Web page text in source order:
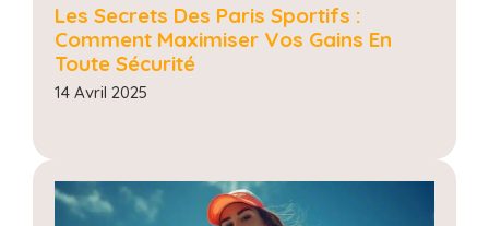
Les Secrets Des Paris Sportifs :
Comment Maximiser Vos Gains En
Toute Sécurité
14 Avril 2025